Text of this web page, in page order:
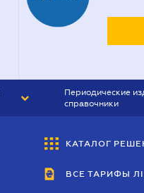
Периодические
справочники
ВЕСТНИК МСФО
КАТАЛОГ
ВСЕ ТАРИФЫ